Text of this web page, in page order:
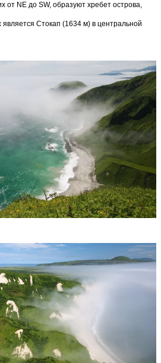
от NE до SW, образуют хребет острова,
Стокап (1634 м) в центральной